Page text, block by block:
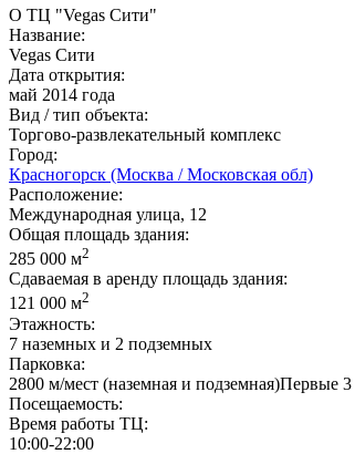
О ТЦ "Vegas Сити"
Название:
Vegas Сити
Дата открытия:
май 2014 года
Вид / тип объекта:
Торгово-развлекательный комплекс
Город:
Красногорск (Москва / Московская обл)
Расположение:
Международная улица, 12
Общая площадь здания:
285 000 м2
Сдаваемая в аренду площадь здания:
121 000 м2
Этажность:
7 наземных и 2 подземных
Парковка:
2800 м/мест (наземная и подземная)Первые 3
Посещаемость:
Время работы ТЦ:
10:00-22:00